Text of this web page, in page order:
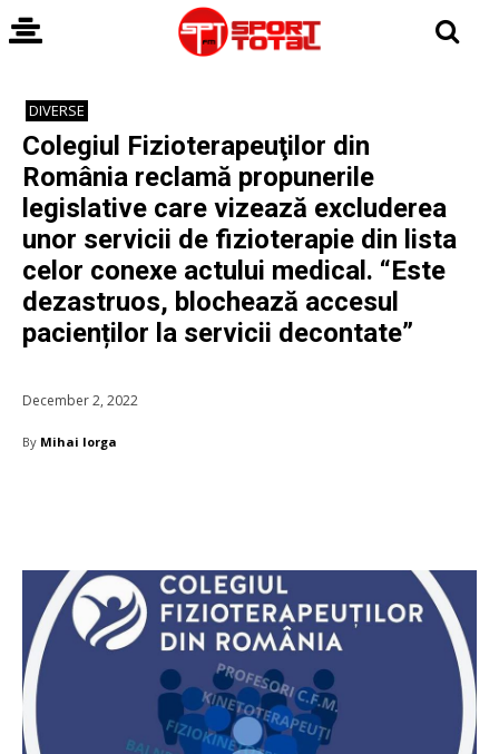
DIVERSE
Colegiul Fizioterapeuţilor din
România reclamă propunerile
legislative care vizează excluderea
unor servicii de fizioterapie din lista
celor conexe actului medical. “Este
dezastruos, blochează accesul
pacienților la servicii decontate”
December 2, 2022
By Mihai Iorga